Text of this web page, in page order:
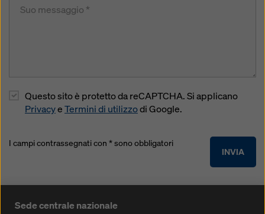
Questo sito è protetto da reCAPTCHA. Si applicano
PrivacyeTermini di utilizzodi Google.
INVIA
I campi contrassegnati con * sono obbligatori
Sede centrale nazionale